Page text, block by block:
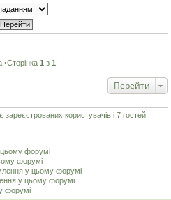
•Сторінка 1 з 1
Перейти
користувачів і 7 гостей
форумі
форумі
у цьому форумі
у цьому форумі
форумі